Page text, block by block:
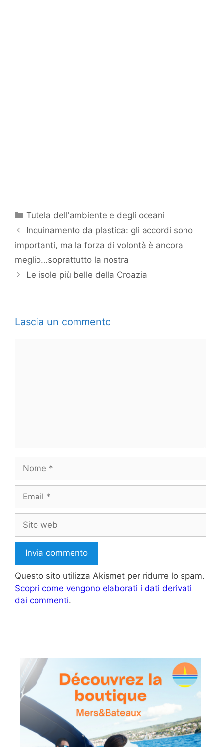
Categorie
Tutela dell'ambiente e degli oceani
Inquinamento da plastica: gli accordi sono
importanti, ma la forza di volontà è ancora
meglio…soprattutto la nostra
Le isole più belle della Croazia
Lascia un commento
Nome
Email
Sito
web
Questo sito utilizza Akismet per ridurre lo spam.
Scopri come vengono elaborati i dati derivati
dai commenti.